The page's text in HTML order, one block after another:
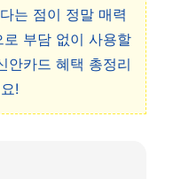
는 점이 정말 매력
부담 없이 사용할
안카드 혜택 총정리
!